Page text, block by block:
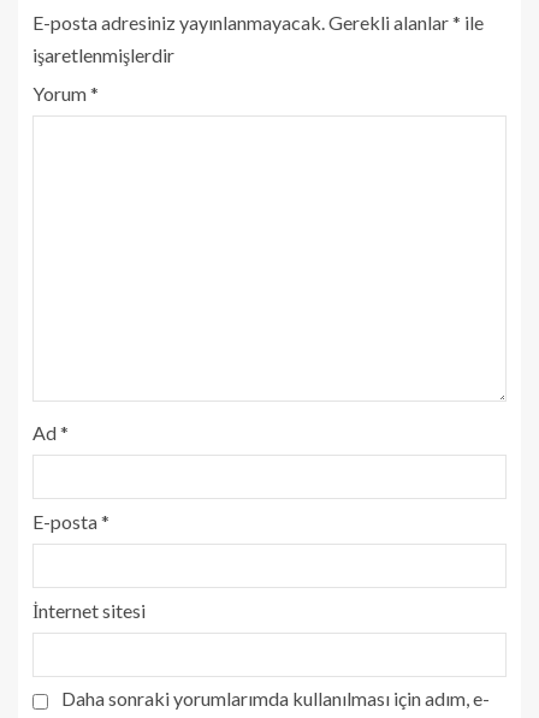
E-posta adresiniz yayınlanmayacak.Gerekli alanlar* ile
işaretlenmişlerdir
Yorum*
Ad*
E-posta*
İnternet sitesi
Daha sonraki yorumlarımda kullanılması için adım, e-